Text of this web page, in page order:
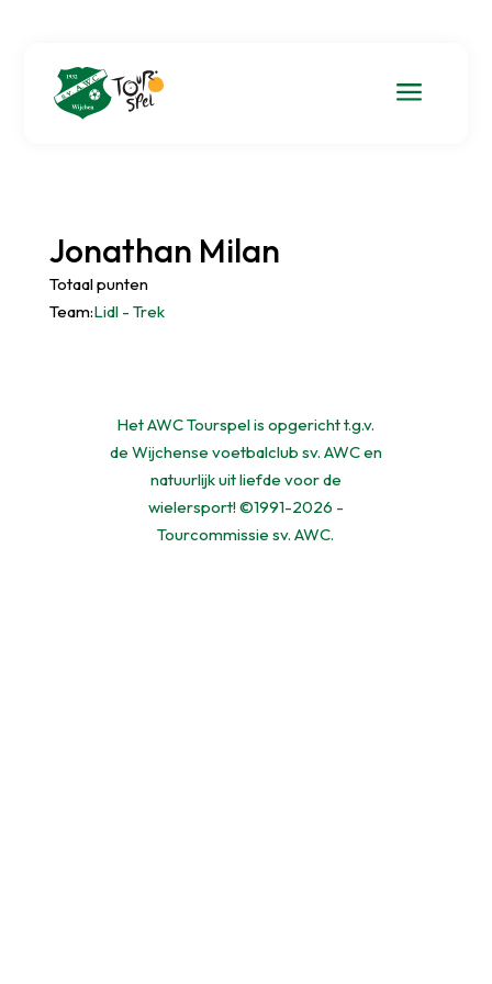
a
Jonathan Milan
Totaal punten
Team:Lidl - Trek
Het AWC Tourspel is opgericht t.g.v.
de Wijchense voetbalclub sv. AWC en
natuurlijk uit liefde voor de
wielersport! ©1991-2026 -
Tourcommissie sv. AWC.